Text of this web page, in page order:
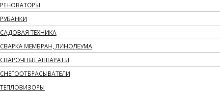
РЕНОВАТОРЫ
РУБАНКИ
САДОВАЯ ТЕХНИКА
СВАРКА МЕМБРАН, ЛИНОЛЕУМА
СВАРОЧНЫЕ АППАРАТЫ
СНЕГООТБРАСЫВАТЕЛИ
ТЕПЛОВИЗОРЫ